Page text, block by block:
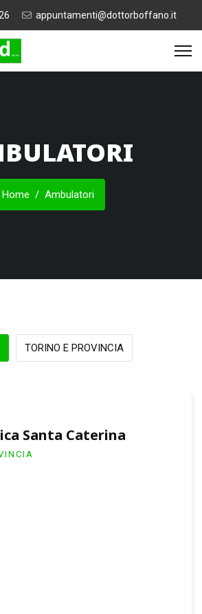
appuntamenti@dottorboffano.it
Home Ambulatori
TORINO E PROVINCIA
Santa Caterina